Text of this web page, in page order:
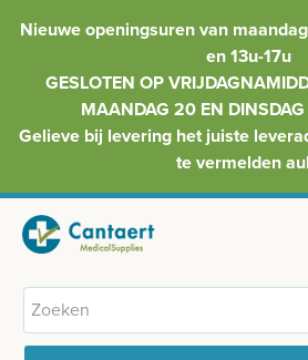
Nieuwe openingsuren van
en 13u-17u
GESLOTEN OP
MAANDAG 20 EN
Gelieve bij levering het juiste
te vermelden
HOME